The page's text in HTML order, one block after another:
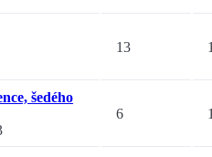
13
šedého
6